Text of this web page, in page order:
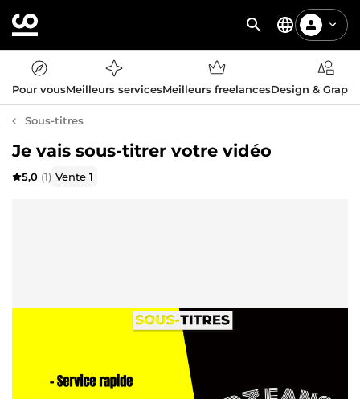
Pour vousMeilleurs servicesMeilleurs freelancesDesign &
Sous-titres
Je vais sous-titrer votre vidéo
5,0 (1) Vente1